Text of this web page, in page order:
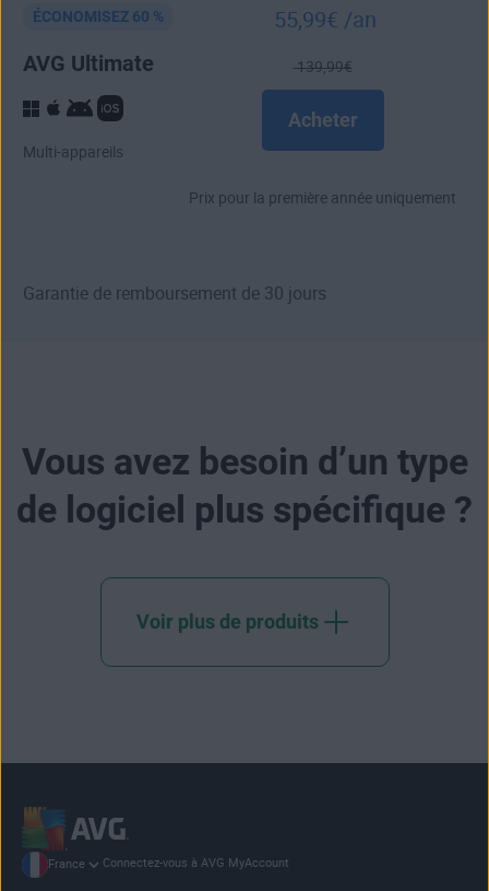
ÉCONOMISEZ 60 %
AVG Ultimate
Multi-appareils
55,99€ /an
139,99€
Acheter
Prix pour la première année uniquement
Garantie de remboursement de 30 jours
Vous avez besoin d’un type
de logiciel plus spécifique ?
Voir plus de produits
France Connectez-vous à AVG MyAccount